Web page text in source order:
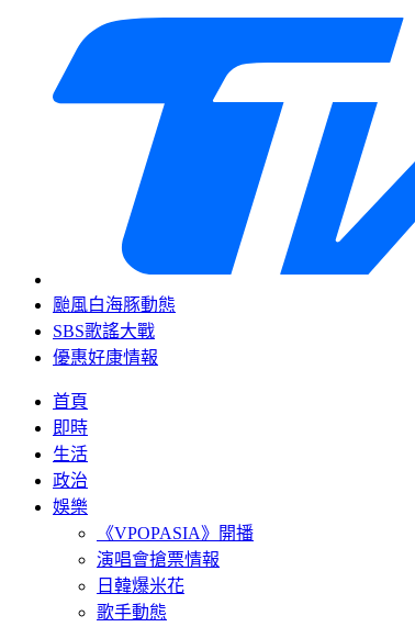
颱風白海豚動態
SBS歌謠大戰
優惠好康情報
首頁
即時
生活
政治
娛樂
《VPOPASIA》開播
演唱會搶票情報
日韓爆米花
歌手動態